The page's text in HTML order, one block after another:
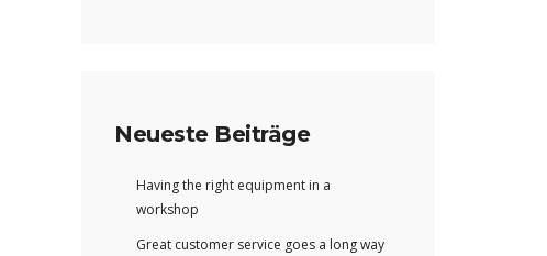
Neueste Beiträge
Having the right equipment in a
workshop
Great customer service goes a long way